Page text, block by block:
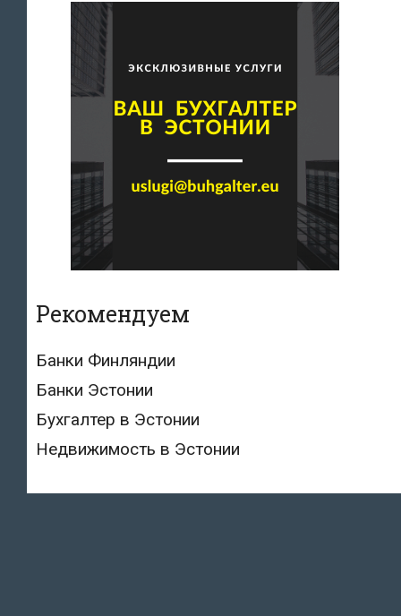
Рекомендуем
Банки Финляндии
Банки Эстонии
Бухгалтер в Эстонии
Недвижимость в Эстонии